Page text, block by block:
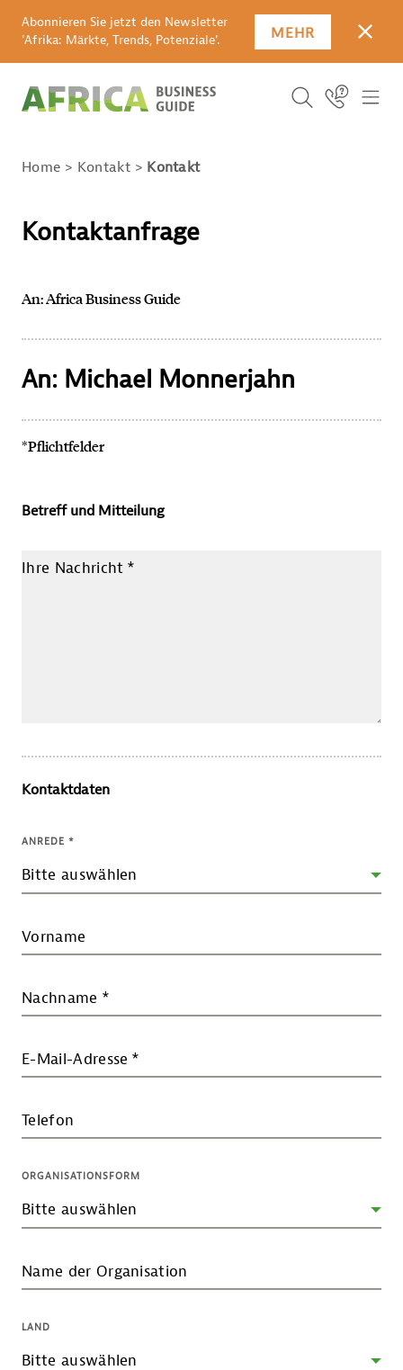
Abonnieren Sie jetzt den Newsletter
'Afrika: Märkte, Trends, Potenziale'.
MEHR
ICON
Suchbegriff
SUCHEN
Icon Link
Home Kontakt Kontakt
Kontaktanfrage
An: Africa Business Guide
An: Michael Monnerjahn
*Pflichtfelder
Betreff und Mitteilung
Ihre Nachricht *
Kontaktdaten
ANREDE *
Vorname
Nachname *
E-Mail-Adresse *
Telefon
ORGANISATIONSFORM
Name der Organisation
LAND